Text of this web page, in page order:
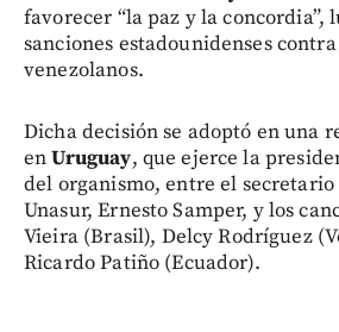
favorecer “la paz y la concordia”,
sanciones estadounidenses
venezolanos.
Dicha decisión se adoptó en una
enUruguay, que ejerce la
del organismo, entre el
Unasur, Ernesto Samper, y los
Vieira (Brasil), Delcy Rodríguez
Ricardo Patiño (Ecuador).